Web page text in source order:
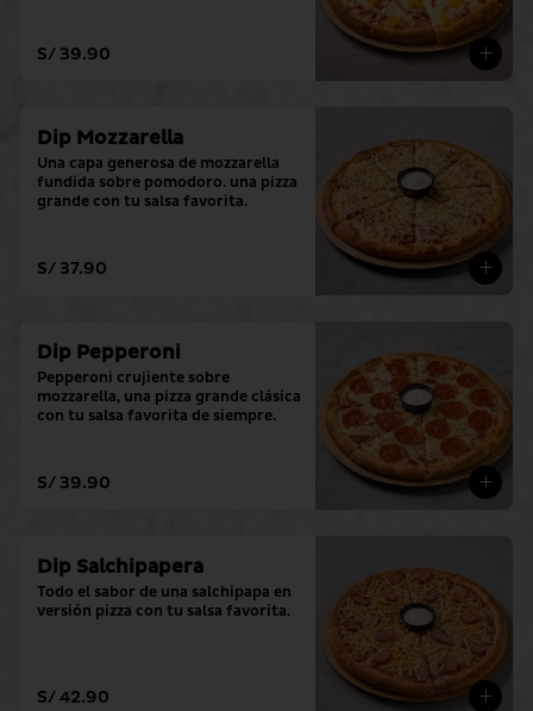
S/ 39.90
Dip Mozzarella
Una capa generosa de mozzarella
fundida sobre pomodoro. una pizza
grande con tu salsa favorita.
S/ 37.90
Dip Pepperoni
Pepperoni crujiente sobre
mozzarella, una pizza grande clásica
con tu salsa favorita de siempre.
S/ 39.90
Dip Salchipapera
Todo el sabor de una salchipapa en
versión pizza con tu salsa favorita.
S/ 42.90